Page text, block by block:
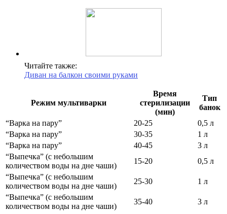
Читайте также:
Диван на балкон своими руками
Режим мультиварки
Время
стерилизации
(мин)
Тип
банок
“Варка на пару”
20-25
0,5 л
“Варка на пару”
30-35
1 л
“Варка на пару”
40-45
3 л
“Выпечка” (с небольшим
количеством воды на дне чаши)
15-20
0,5 л
“Выпечка” (с небольшим
количеством воды на дне чаши)
25-30
1 л
“Выпечка” (с небольшим
количеством воды на дне чаши)
35-40 3 л